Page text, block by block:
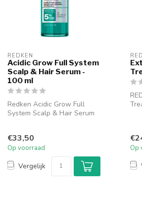
REDKEN
Acidic Grow Full System
Scalp & Hair Serum -
100 ml
Redken Acidic Grow Full
System Scalp & Hair Serum
€33,50
Op voorraad
Vergelijk
Op